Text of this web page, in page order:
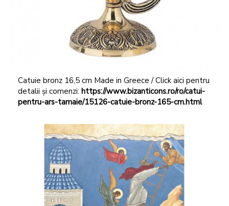
Catuie bronz 16,5 cm Made in Greece / Click aici pentru
detalii și comenzi: https://www.bizanticons.ro/ro/catui-
pentru-ars-tamaie/15126-catuie-bronz-165-cm.html